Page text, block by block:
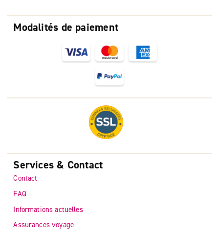
Modalités de paiement
Services & Contact
Contact
FAQ
Informations actuelles
Assurances voyage